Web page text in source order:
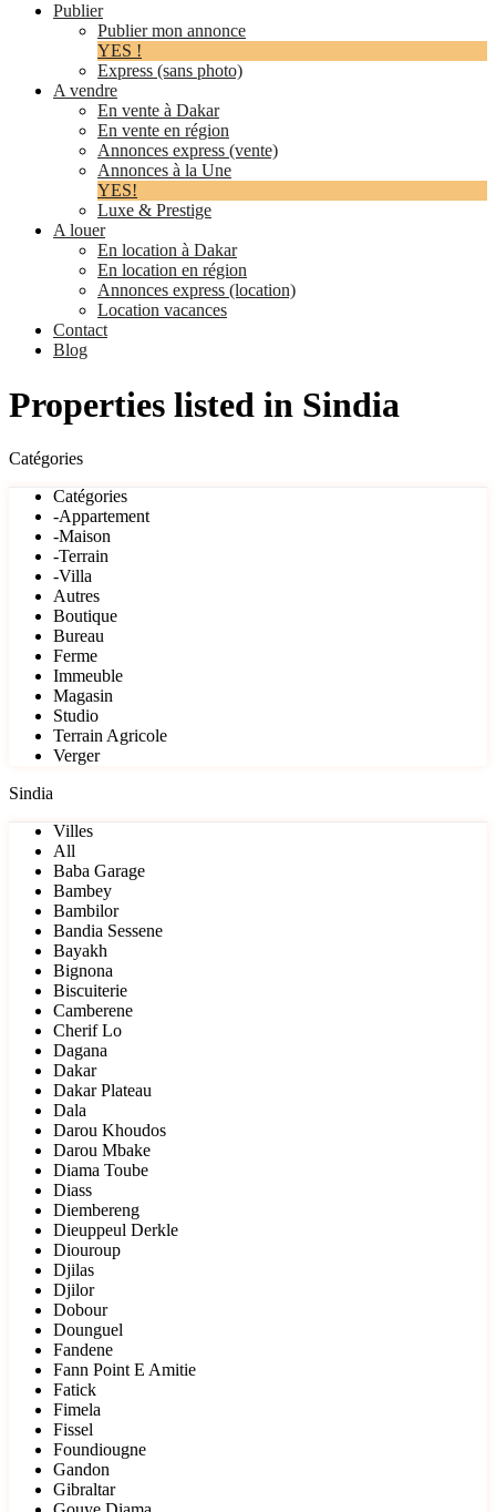
Publier
Publier mon annonce
YES !
Express (sans photo)
A vendre
En vente à Dakar
En vente en région
Annonces express (vente)
Annonces à la Une
YES!
Luxe & Prestige
A louer
En location à Dakar
En location en région
Annonces express (location)
Location vacances
Contact
Blog
Properties listed in Sindia
Catégories
Catégories
-Appartement
-Maison
-Terrain
-Villa
Autres
Boutique
Bureau
Ferme
Immeuble
Magasin
Studio
Terrain Agricole
Verger
Sindia
Villes
All
Baba Garage
Bambey
Bambilor
Bandia Sessene
Bayakh
Bignona
Biscuiterie
Camberene
Cherif Lo
Dagana
Dakar
Dakar Plateau
Dala
Darou Khoudos
Darou Mbake
Diama Toube
Diass
Diembereng
Dieuppeul Derkle
Diouroup
Djilas
Djilor
Dobour
Dounguel
Fandene
Fann Point E Amitie
Fatick
Fimela
Fissel
Foundiougne
Gandon
Gibraltar